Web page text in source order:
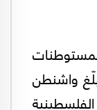
واشنطن